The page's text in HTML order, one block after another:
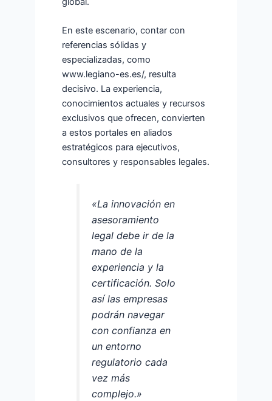
En este escenario, contar con
referencias sólidas y
especializadas, como
www.legiano-es.es/, resulta
decisivo. La experiencia,
conocimientos actuales y recursos
exclusivos que ofrecen, convierten
a estos portales en aliados
estratégicos para ejecutivos,
consultores y responsables legales.
«La innovación en
asesoramiento
legal debe ir de la
mano de la
experiencia y la
certificación. Solo
así las empresas
podrán navegar
con confianza en
un entorno
regulatorio cada
vez más
complejo.»